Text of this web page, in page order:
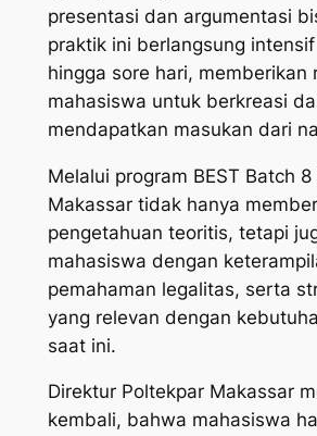
presentasi dan argumentasi
praktik ini berlangsung
hingga sore hari, memberikan
mahasiswa untuk berkreasi
mendapatkan masukan dari
Melalui program BEST Batch
Makassar tidak hanya
pengetahuan teoritis, tetapi
mahasiswa dengan
pemahaman legalitas, serta
yang relevan dengan
saat ini.
Direktur Poltekpar Makassar
kembali, bahwa mahasiswa